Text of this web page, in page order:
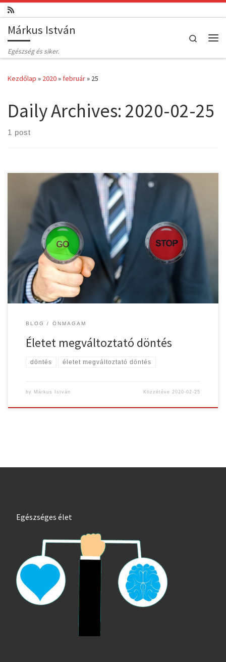
Skip to content
Márkus István
Egészség és siker.
Search
Kezdőlap » 2020»február» 25
Daily Archives: 2020-02-25
1 post
Már magától a szótól is borsózik a hátad? Eldönteni valamit, kiállni
vele a család, a barátok, a nyilvánosság elé, aztán esetleg elviselni
a gúnyos megjegyzéseiket? Kínos és kellemetlen téma. Sokszor
előfordul, hogy azt mondjuk, eldöntöttünk valamit. Aztán
legtöbbször azután sem történik semmi. Én magam is sokszor
döntöttem már el „véglegesen” […]
BLOG ÖNMAGAM
Életet megváltoztató döntés
döntés életet megváltoztató döntés
by Márkus István Közzétéve 2020-02-25
Egészséges élet